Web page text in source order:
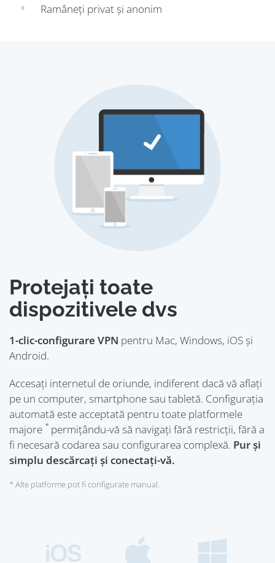
Ramâneți privat și anonim
Protejați toate
dispozitivele dvs
1-clic-configurare VPN pentru Mac, Windows, iOS și
Android.
Accesați internetul de oriunde, indiferent dacă vă aflați
pe un computer, smartphone sau tabletă. Configurația
automată este acceptată pentru toate platformele
majore * permițându-vă să navigați fără restricții, fără a
fi necesară codarea sau configurarea complexă. Pur și
simplu descărcați și conectați-vă.
* Alte platforme pot fi configurate manual.